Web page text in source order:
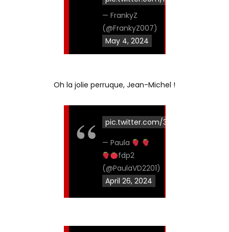
— FrankyZ
(@FrankyZ007)
May 4, 2024
Oh la jolie perruque, Jean-Michel !
pic.twitter.com/3C7BxjAI0f
— Paula
fdp2
(@PaulaVD2201)
April 26, 2024